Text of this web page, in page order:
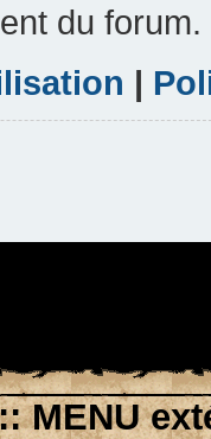
du forum.
|
MENU